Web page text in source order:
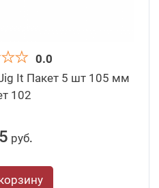
0.0
It Пакет 5 шт 105 мм
102
руб.